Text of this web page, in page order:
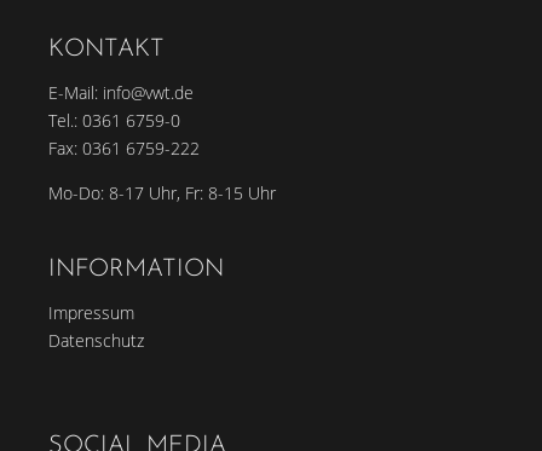
KONTAKT
E-Mail: info@vwt.de
Tel.: 0361 6759-0
Fax: 0361 6759-222
Mo-Do: 8-17 Uhr, Fr: 8-15 Uhr
INFORMATION
Impressum
Datenschutz
SOCIAL MEDIA